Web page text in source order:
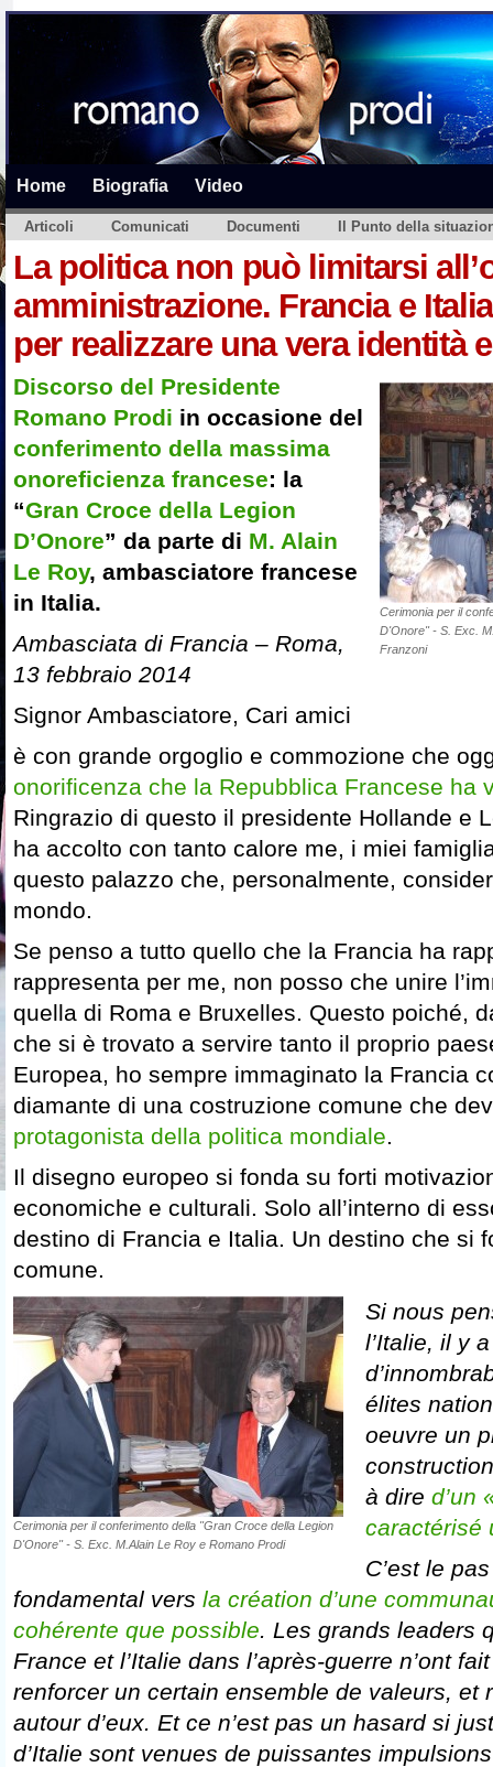
Home Biografia Video
Articoli Comunicati Documenti Il Punto della
La politica non può limitarsi
amministrazione. Francia e
per realizzare una vera identità
Cerimonia per il
D'Onore" - S. Exc.
Franzoni
Discorso del Presidente
Romano Prodi in occasione del
conferimento della massima
onoreficienza francese: la
“Gran Croce della Legion
D’Onore” da parte di M. Alain
Le Roy, ambasciatore francese
in Italia.
Ambasciata di Francia – Roma,
13 febbraio 2014
Signor Ambasciatore, Cari amici
è con grande orgoglio e commozione che
onorificenza che la Repubblica Francese ha
Ringrazio di questo il presidente Hollande e
ha accolto con tanto calore me, i miei
questo palazzo che, personalmente,
mondo.
Se penso a tutto quello che la Francia ha
rappresenta per me, non posso che unire
quella di Roma e Bruxelles. Questo poiché,
che si è trovato a servire tanto il proprio
Europea, ho sempre immaginato la Francia
diamante di una costruzione comune che
protagonista della politica mondiale.
Il disegno europeo si fonda su forti
economiche e culturali. Solo all’interno di
destino di Francia e Italia. Un destino che si
comune.
Cerimonia per il conferimento della "Gran Croce della Legion
D'Onore" - S. Exc. M.Alain Le Roy e Romano Prodi
Si nous
l’Italie, il y
élites
oeuvre un
à dire d’un
caractérisé
C’est le
fondamental vers la création d’une
cohérente que possible. Les grands leaders
France et l’Italie dans l’après-guerre n’ont
renforcer un certain ensemble de valeurs, et
autour d’eux. Et ce n’est pas un hasard si
d’Italie sont venues de puissantes